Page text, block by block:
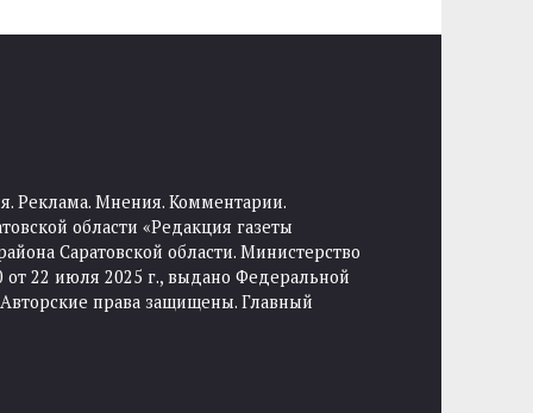
Реклама. Мнения. Комментарии.
области «Редакция газеты
Саратовской области. Министерство
22 июля 2025 г., выдано Федеральной
права защищены. Главный